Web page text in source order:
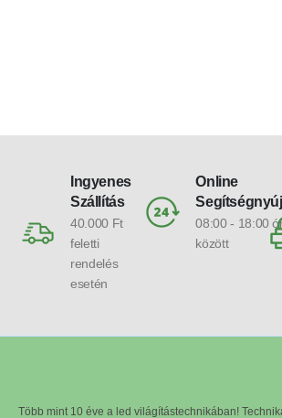
Ingyenes
Szállítás
40.000 Ft
feletti
rendelés
esetén
Online
08:00 - 18:00
között
Több mint 10 éve a led világítástechnikában!